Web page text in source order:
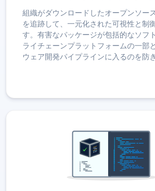
組織がダウンロードしたオープンソー
を追跡して、一元化された可視性と制
す。有害なパッケージが包括的なソフ
ライチェーンプラットフォームの一部
ウェア開発パイプラインに入るのを防ぎ